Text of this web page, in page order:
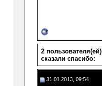
2 пользователя(ей)
сказали cпасибо:
31.01.2013, 09:54